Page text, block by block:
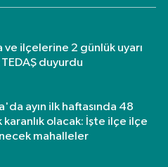
ve ilçelerine 2 günlük uyarı
duyurdu
ayın ilk haftasında 48
karanlık olacak: İşte ilçe ilçe
mahalleler